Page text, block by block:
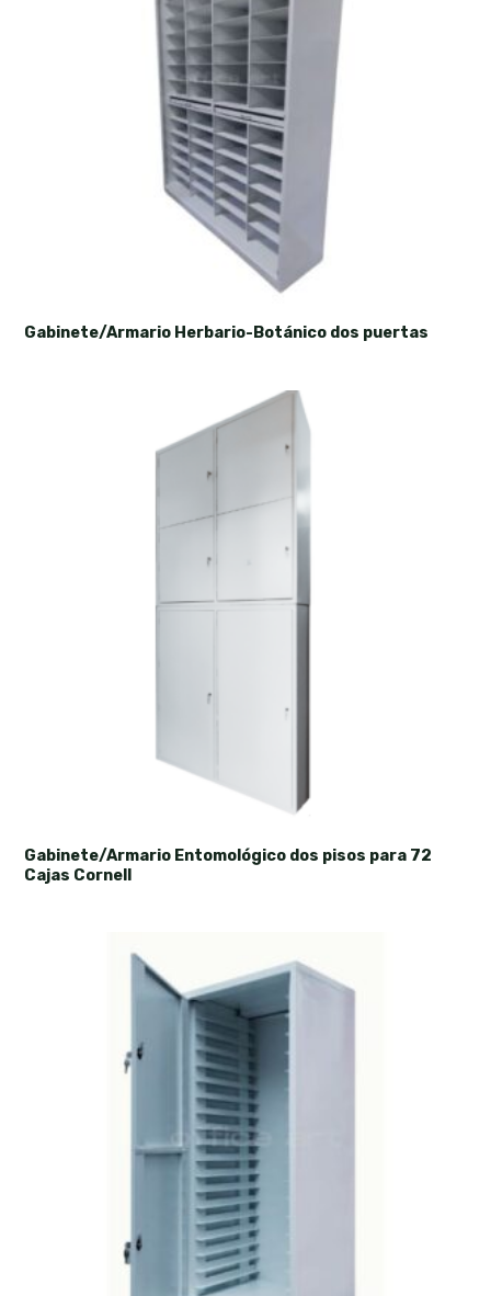
Gabinete/Armario Herbario-Botánico dos puertas
Gabinete/Armario Entomológico dos pisos para 72
Cajas Cornell